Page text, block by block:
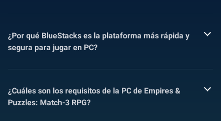
¿Por qué BlueStacks es la plataforma más rápida y
segura para jugar en PC?
¿Cuáles son los requisitos de la PC de Empires &
Puzzles: Match-3 RPG?